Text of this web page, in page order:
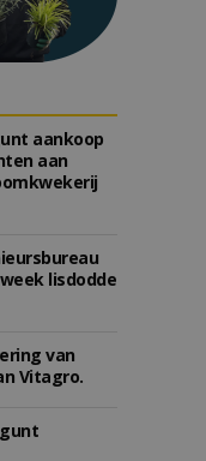
aankoop
aan
lisdodde
van
Vitagro.